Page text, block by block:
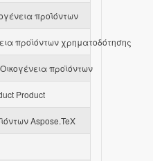
προϊόντων
προϊόντων χρηματοδότησης
προϊόντων
Product
Aspose.TeX